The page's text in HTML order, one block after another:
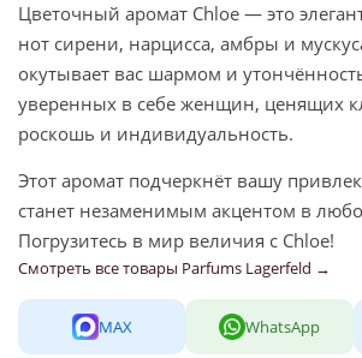
Цветочный аромат Chloe — это
нот сирени, нарцисса, амбры и
окутывает вас шармом и
уверенных в себе женщин, ценящих
роскошь и индивидуальность.
Этот аромат подчеркнёт вашу
станет незаменимым акцентом в
Погрузитесь в мир величия с Chloe!
Смотреть все товары Parfums Lagerfeld →
MAX WhatsApp